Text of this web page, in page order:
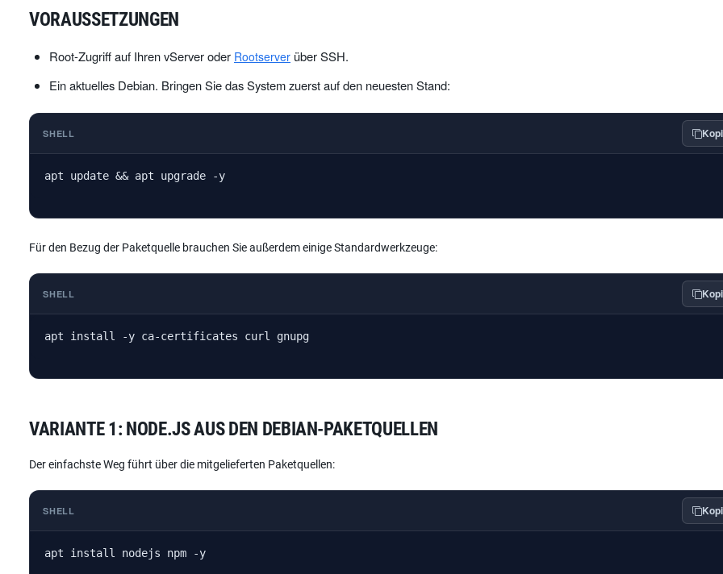
VORAUSSETZUNGEN
Root-Zugriff auf Ihren vServer oder Rootserver über SSH.
Ein aktuelles Debian. Bringen Sie das System zuerst auf den neuesten Stand:
SHELL
apt update && apt upgrade -y
Für den Bezug der Paketquelle brauchen Sie außerdem einige Standardwerkzeuge:
SHELL
apt install -y ca-certificates curl gnupg
VARIANTE 1: NODE.JS AUS DEN DEBIAN-PAKETQUELLEN
Der einfachste Weg führt über die mitgelieferten Paketquellen:
SHELL
apt install nodejs npm -y